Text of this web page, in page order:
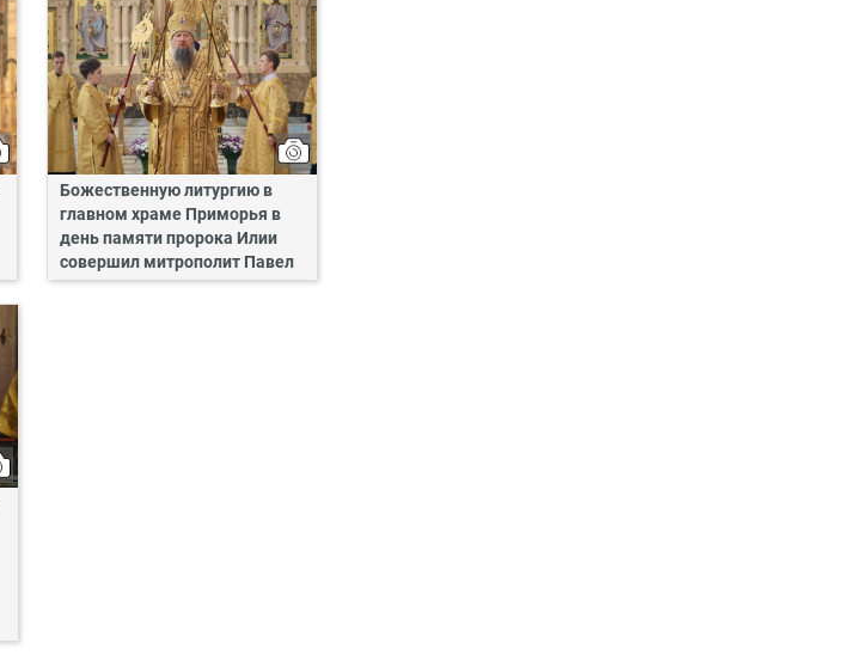
Божественную литургию в
главном храме Приморья в
день памяти пророка Илии
совершил митрополит Павел